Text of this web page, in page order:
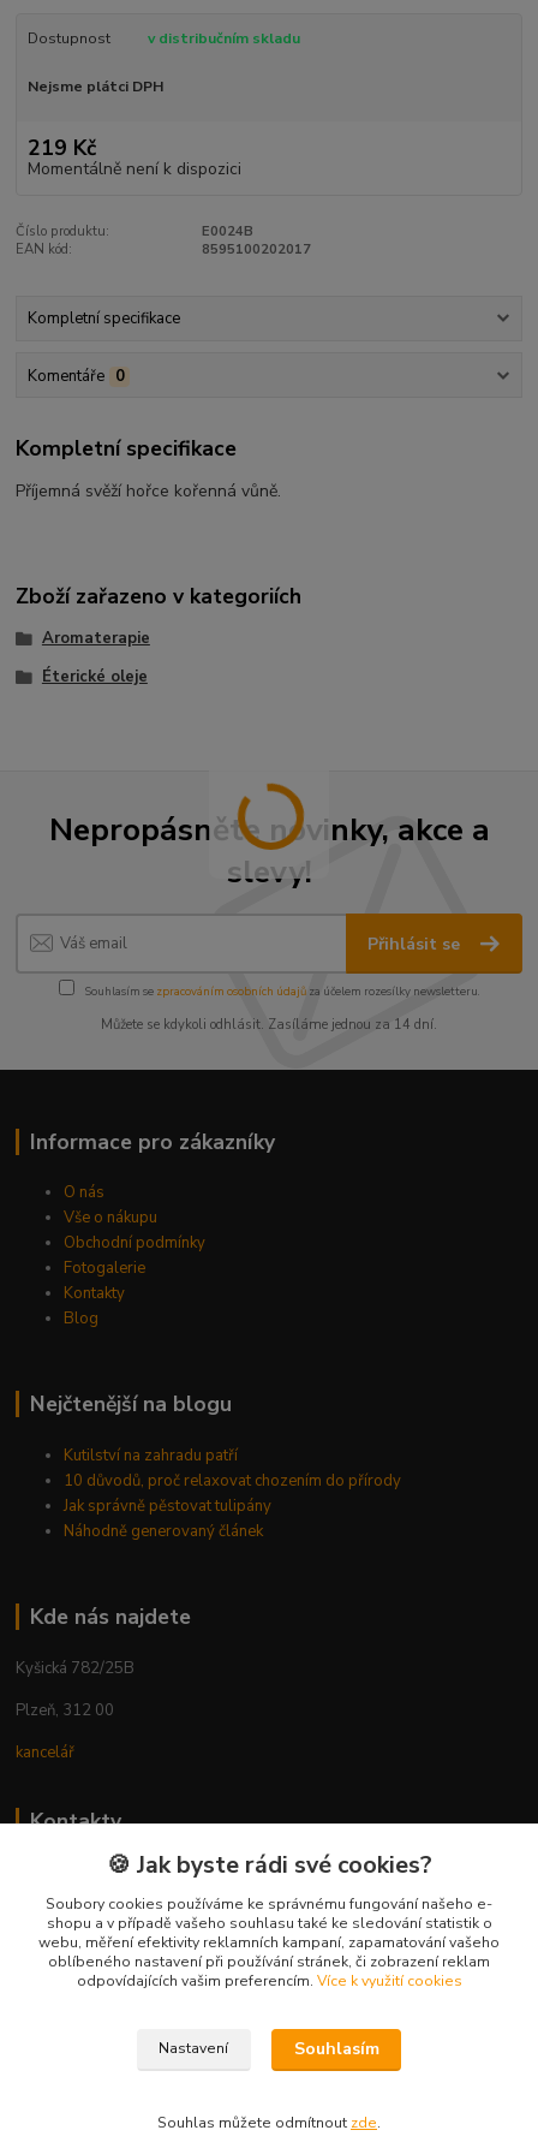
Dostupnost v distribučním skladu
Nejsme plátci DPH
219 Kč
Momentálně není k dispozici
Číslo produktu:
E0024B
EAN kód:
8595100202017
Kompletní specifikace
Komentáře 0
Kompletní specifikace
Příjemná svěží hořce kořenná vůně.
Zboží zařazeno v kategoriích
Aromaterapie
Éterické oleje
Nepropásněte novinky, akce a
slevy!
Přihlásit se
Souhlasím se zpracováním osobních údajůza účelem rozesílky newsletteru.
Můžete se kdykoli odhlásit. Zasíláme jednou za 14 dní.
Informace pro zákazníky
O nás
Vše o nákupu
Obchodní podmínky
Fotogalerie
Kontakty
Blog
Nejčtenější na blogu
Kutilství na zahradu patří
10 důvodů, proč relaxovat chozením do přírody
Jak správně pěstovat tulipány
Náhodně generovaný článek
Kde nás najdete
Kyšická 782/25B
Plzeň, 312 00
kancelář
Kontakty
Ing. Michal Vaněk
+420 603 332 100
(Po-Pá, 10-17 hod.)
info@vyhodnynakup.eu
🍪 Jak byste rádi své cookies?
Soubory cookies používáme ke správnému fungování našeho e-
shopu a v případě vašeho souhlasu také ke sledování statistik o
webu, měření efektivity reklamních kampaní, zapamatování vašeho
oblíbeného nastavení při používání stránek, či zobrazení reklam
odpovídajících vašim preferencím. Více k využití cookies
Nastavení Souhlasím
Souhlas můžete odmítnout zde.